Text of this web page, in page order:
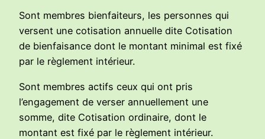
Sont membres bienfaiteurs, les personnes qui
versent une cotisation annuelle dite Cotisation
de bienfaisance dont le montant minimal est fixé
par le règlement intérieur.
Sont membres actifs ceux qui ont pris
l’engagement de verser annuellement une
somme, dite Cotisation ordinaire, dont le
montant est fixé par le règlement intérieur.